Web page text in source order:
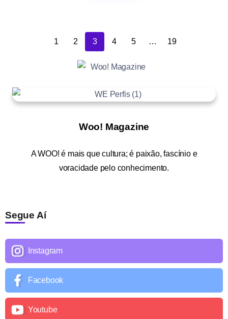
1 2 3 4 5 … 19
Woo! Magazine
AWOO! é mais que cultura; é paixão, fascínio e
voracidade pelo conhecimento.
Segue Aí
Instagram
Facebook
Youtube